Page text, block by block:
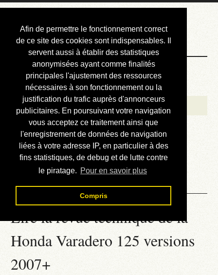
Afin de permettre le fonctionnement correct
de ce site des cookies sont indispensables. Il
servent aussi à établir des statistiques
anonymisées ayant comme finalités
principales l'ajustement des ressources
nécessaires à son fonctionnement ou la
justification du trafic auprès d'annonceurs
publicitaires. En poursuivant votre navigation
vous acceptez ce traitement ainsi que
l'enregistrement de données de navigation
liées à votre adresse IP, en particulier à des
fins statistiques, de debug et de lutte contre
le piratage. Pour en savoir plus
Compris
Courbis, « LE »
Blog Officiel
Bienvenue
Réalisations
Divers (et d’été)
Annonces
Liens externes
Téléchargement
Contact
Lire la revue technique de la
Honda Varadero 125 versions
2007+